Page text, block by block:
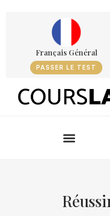
Français Général
PASSER LE TEST